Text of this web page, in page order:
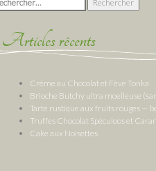
Articles récents
Crème au Chocolat et Fève Tonka
Brioche Butchy ultra moelleuse
Tarte rustique aux fruits rouges —
Truffes Chocolat Spéculoos et
Cake aux Noisettes